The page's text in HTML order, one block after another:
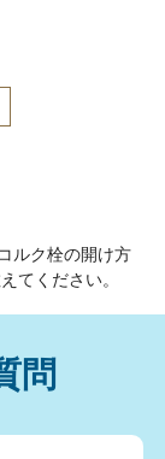
ルク栓の開け方
てください。
問